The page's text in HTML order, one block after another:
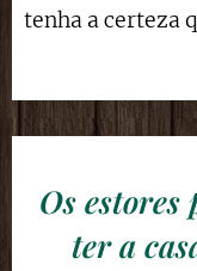
tenha a certeza
Os
ter a